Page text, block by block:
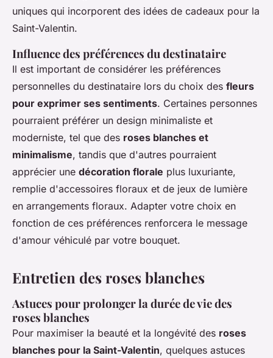
uniques qui incorporent des idées de cadeaux pour la
Saint-Valentin.
Influence des préférences du destinataire
Il est important de considérer les préférences
personnelles du destinataire lors du choix des fleurs
pour exprimer ses sentiments. Certaines personnes
pourraient préférer un design minimaliste et
moderniste, tel que des roses blanches et
minimalisme, tandis que d'autres pourraient
apprécier une décoration florale plus luxuriante,
remplie d'accessoires floraux et de jeux de lumière
en arrangements floraux. Adapter votre choix en
fonction de ces préférences renforcera le message
d'amour véhiculé par votre bouquet.
Entretien des roses blanches
Astuces pour prolonger la durée de vie des
roses blanches
Pour maximiser la beauté et la longévité des roses
blanches pour la Saint-Valentin, quelques astuces